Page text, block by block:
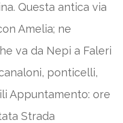
Questa antica via
Amelia; ne
va da Nepi a Faleri
ponticelli,
Appuntamento: ore
Strada